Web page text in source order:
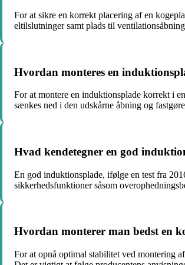
For at sikre en korrekt placering af en
eltilslutninger samt plads til
Hvordan monteres en
For at montere en induktionsplade korrekt i
sænkes ned i den udskårne åbning og
Hvad kendetegner en god
En god induktionsplade, ifølge en test fra
sikkerhedsfunktioner såsom
Hvordan monterer man bedst en
For at opnå optimal stabilitet ved montering